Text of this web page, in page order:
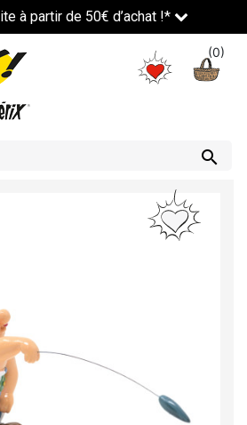
à partir de 50€ d’achat !*
(0)
